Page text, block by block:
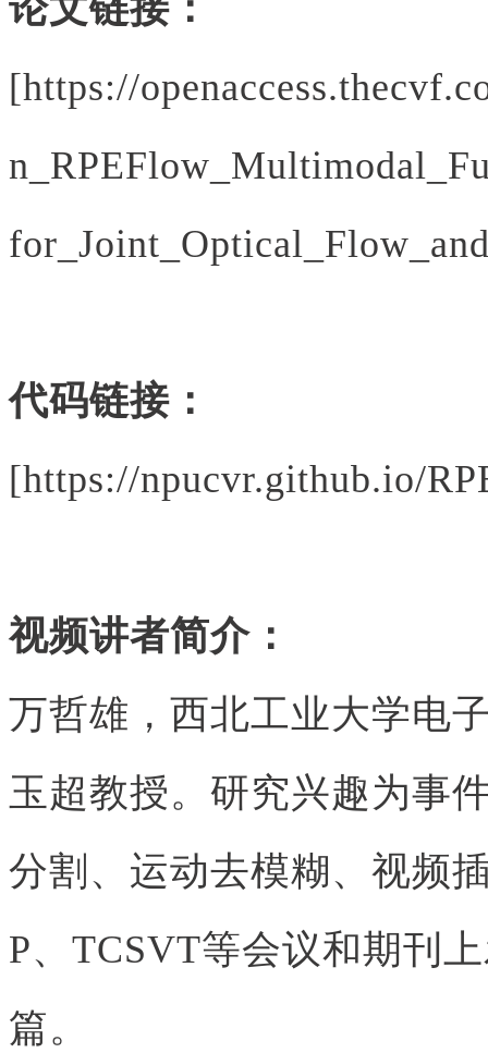
[https://
代码链接：
[https://npucvr.github.io/
视频讲者简介：
万哲雄，西北工业大学电
玉超教授。研究兴趣为事
分割、运动去模糊、视频
P、TCSVT等会议和期刊
篇。